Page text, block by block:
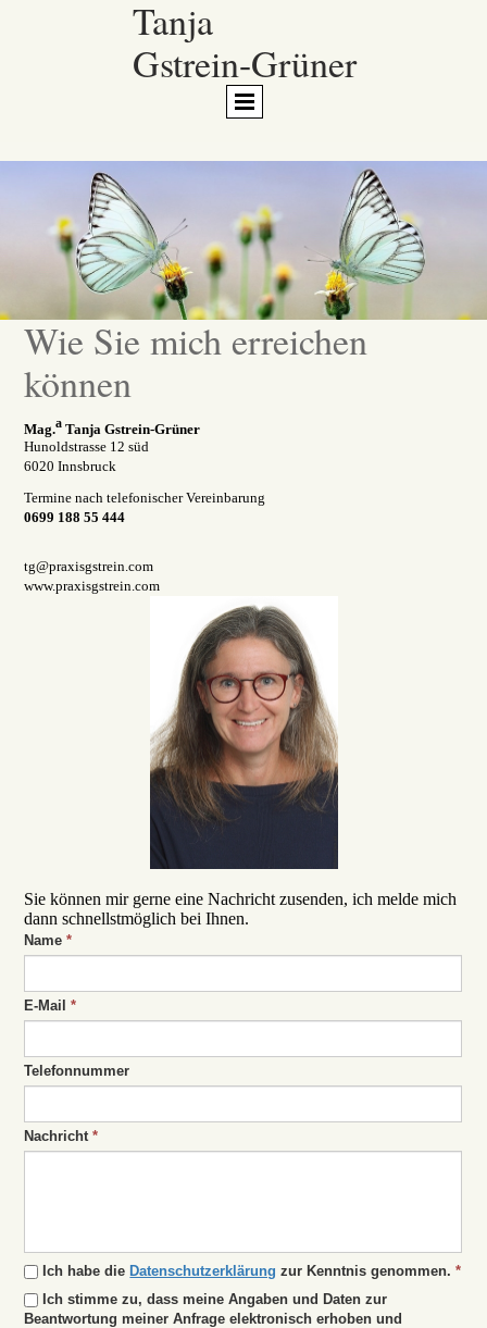
Tanja
Gstrein-Grüner
Wie Sie mich erreichen
können
Mag.a Tanja Gstrein-Grüner
Hunoldstrasse 12 süd
6020 Innsbruck
Termine nach telefonischer Vereinbarung
0699 188 55 444
tg@praxisgstrein.com
www.praxisgstrein.com
Sie können mir gerne eine Nachricht zusenden, ich melde mich
dann schnellstmöglich bei Ihnen.
Name *
E-Mail *
Telefonnummer
Nachricht *
Ich habe die Datenschutzerklärung zur Kenntnis genommen. *
Ich stimme zu, dass meine Angaben und Daten zur
Beantwortung meiner Anfrage elektronisch erhoben und